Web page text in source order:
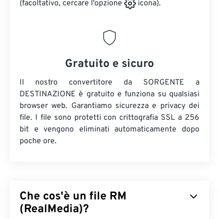
(facoltativo, cercare l'opzione icona).
Gratuito e sicuro
Il nostro convertitore da SORGENTE a
DESTINAZIONE è gratuito e funziona su qualsiasi
browser web. Garantiamo sicurezza e privacy dei
file. I file sono protetti con crittografia SSL a 256
bit e vengono eliminati automaticamente dopo
poche ore.
Che cos'è un file RM
(RealMedia)?